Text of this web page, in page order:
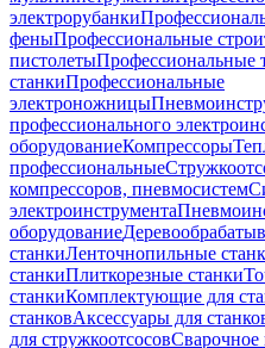
электрорубанки
феныПрофессиональные
пистолетыПрофессиональные
станкиПрофессиональные
электроножницы
профессионального
оборудованиеКомпрессоры
профессиональные
компрессоров, пневмосистем
электроинструмента
оборудование
станкиЛенточнопильные
станкиПлиткорезные станки
станкиКомплектующие для
станковАксессуары для
для стружкоотсосовСварочное